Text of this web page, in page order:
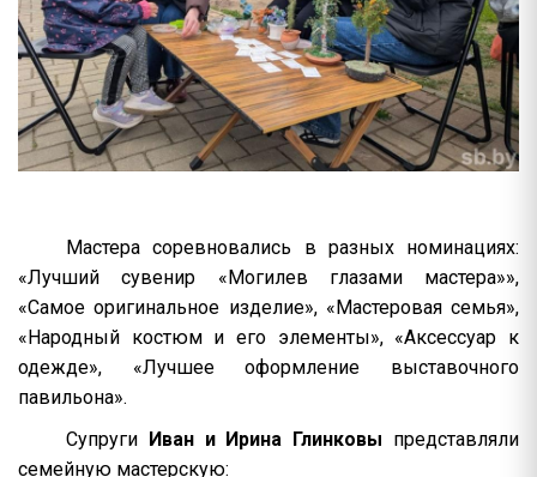
Мастера соревновались в разных номинациях:
«Лучший сувенир «Могилев глазами мастера»»,
«Самое оригинальное изделие», «Мастеровая семья»,
«Народный костюм и его элементы», «Аксессуар к
одежде», «Лучшее оформление выставочного
павильона».
Супруги Иван и Ирина Глинковы представляли
семейную мастерскую: